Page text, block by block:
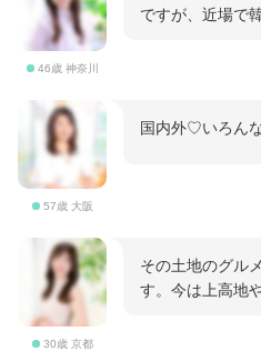
46歳 神奈川
ですが、近場で
57歳 大阪
国内外♡いろん
30歳 京都
その土地のグル
す。今は上高地